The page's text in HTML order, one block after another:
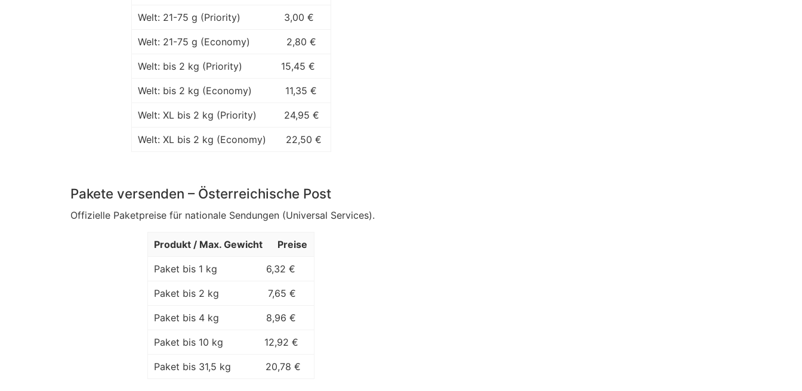
Welt: 21-75 g (Priority) 3,00 €
Welt: 21-75 g (Economy) 2,80 €
Welt: bis 2 kg (Priority) 15,45 €
Welt: bis 2 kg (Economy) 11,35 €
Welt: XL bis 2 kg (Priority) 24,95 €
Welt: XL bis 2 kg (Economy) 22,50 €
Pakete versenden – Österreichische Post
Offizielle Paketpreise für nationale Sendungen (Universal Services).
Produkt / Max. Gewicht Preise
Paket bis 1 kg 6,32 €
Paket bis 2 kg 7,65 €
Paket bis 4 kg 8,96 €
Paket bis 10 kg 12,92 €
Paket bis 31,5 kg 20,78 €